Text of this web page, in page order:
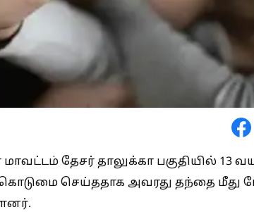
தேசர் தாலுக்கா பகுதியில் 13
செய்ததாக அவரது தந்தை மீது